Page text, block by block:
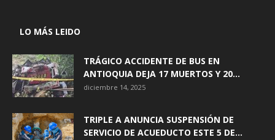
LO MÁS LEIDO
TRÁGICO ACCIDENTE DE BUS EN
ANTIOQUIA DEJA 17 MUERTOS Y 20...
diciembre 14, 2025
TRIPLE A ANUNCIA SUSPENSIÓN DE
SERVICIO DE ACUEDUCTO ESTE 5 DE...